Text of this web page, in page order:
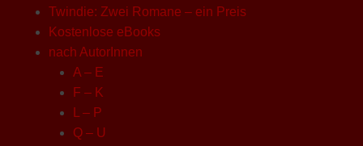
Twindie: Zwei Romane – ein Preis
Kostenlose eBooks
nach AutorInnen
A – E
F – K
L – P
Q – U